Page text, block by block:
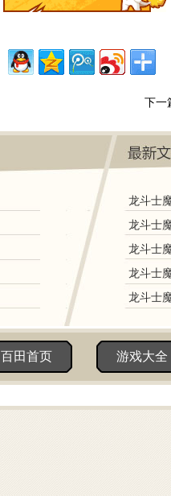
下一
龙斗士
龙斗士
龙斗士
龙斗士
龙斗士
百田首页 游戏大全